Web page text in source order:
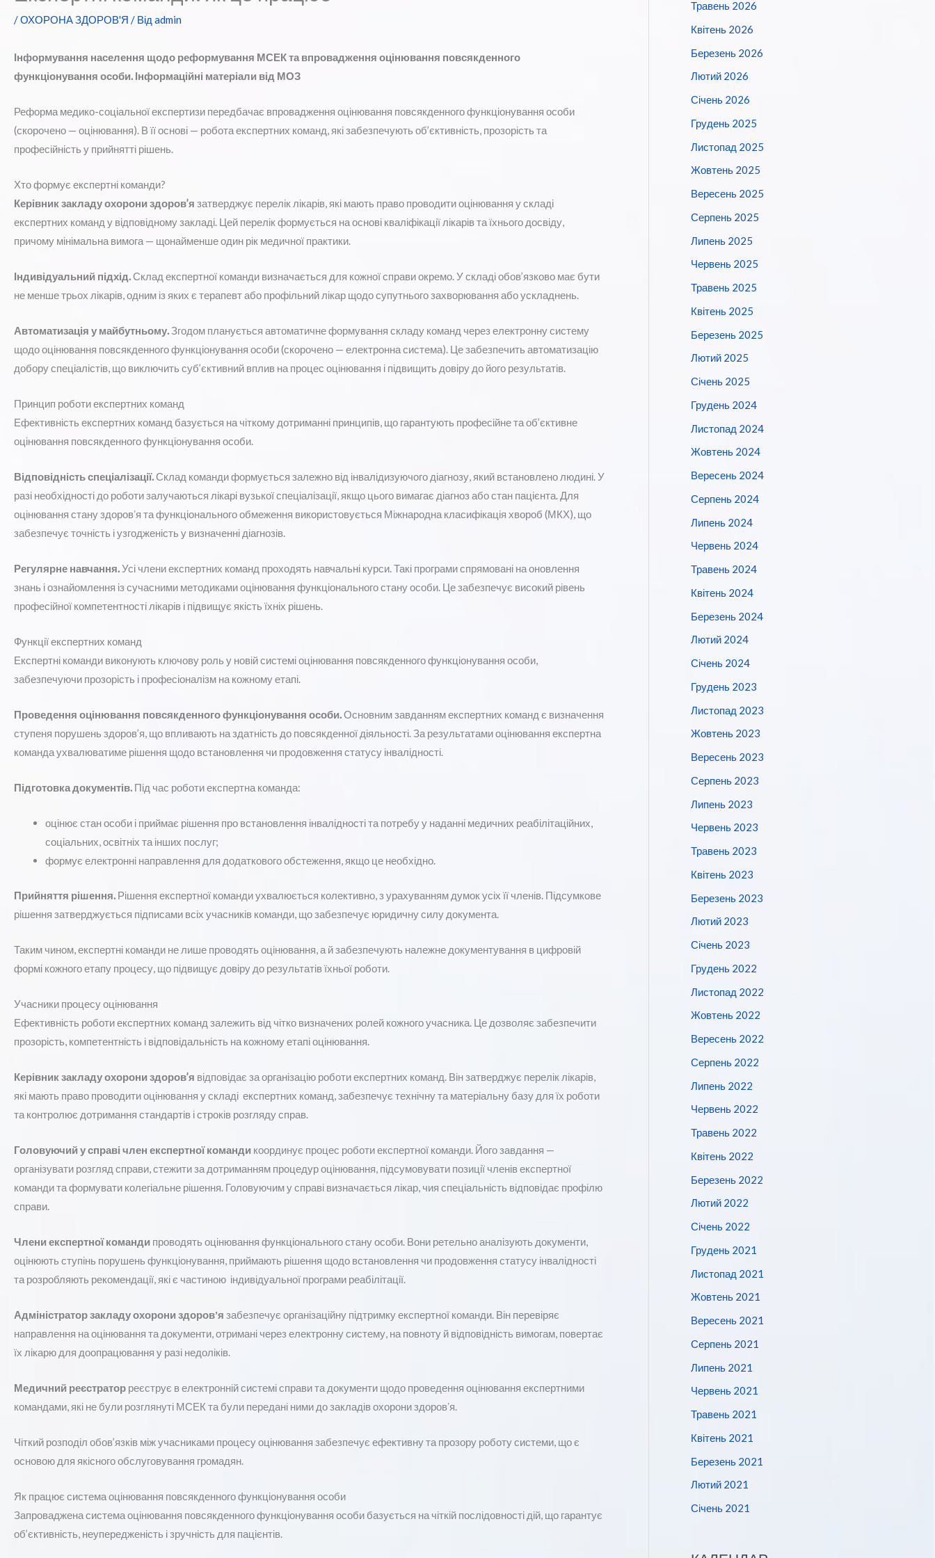
/ОХОРОНА ЗДОРОВ'Я / Від admin
Інформування населення щодо реформування МСЕК та впровадження оцінювання повсякденного
функціонування особи. Інформаційні матеріали від МОЗ
Реформа медико-соціальної експертизи передбачає впровадження оцінювання повсякденного функціонування особи
(скорочено — оцінювання). В її основі — робота експертних команд, які забезпечують об’єктивність, прозорість та
професійність у прийнятті рішень.
Хто формує експертні команди?
Керівник закладу охорони здоров’я затверджує перелік лікарів, які мають право проводити оцінювання у складі
експертних команд у відповідному закладі. Цей перелік формується на основі кваліфікації лікарів та їхнього досвіду,
причому мінімальна вимога — щонайменше один рік медичної практики.
Індивідуальний підхід.Склад експертної команди визначається для кожної справи окремо. У складі обов’язково має бути
не менше трьох лікарів, одним із яких є терапевт або профільний лікар щодо супутнього захворювання або ускладнень.
Автоматизація у майбутньому. Згодом планується автоматичне формування складу команд через електронну систему
щодо оцінювання повсякденного функціонування особи (скорочено — електронна система). Це забезпечить автоматизацію
добору спеціалістів, що виключить суб’єктивний вплив на процес оцінювання і підвищить довіру до його результатів.
Принцип роботи експертних команд
Ефективність експертних команд базується на чіткому дотриманні принципів, що гарантують професійне та об’єктивне
оцінювання повсякденного функціонування особи.
Відповідність спеціалізації.Склад команди формується залежно від інвалідизуючого діагнозу, який встановлено людині. У
разі необхідності до роботи залучаються лікарі вузької спеціалізації, якщо цього вимагає діагноз або стан пацієнта. Для
оцінювання стану здоровʼя та функціонального обмеження використовується Міжнародна класифікація хвороб (МКХ), що
забезпечує точність і узгодженість у визначенні діагнозів.
Регулярне навчання.Усі члени експертних команд проходять навчальні курси. Такі програми спрямовані на оновлення
знань і ознайомлення із сучасними методиками оцінювання функціонального стану особи. Це забезпечує високий рівень
професійної компетентності лікарів і підвищує якість їхніх рішень.
Функції експертних команд
Експертні команди виконують ключову роль у новій системі оцінювання повсякденного функціонування особи,
забезпечуючи прозорість і професіоналізм на кожному етапі.
Проведення оцінювання повсякденного функціонування особи.Основним завданням експертних команд є визначення
ступеня порушень здоров’я, що впливають на здатність до повсякденної діяльності. За результатами оцінювання експертна
команда ухвалюватиме рішення щодо встановлення чи продовження статусу інвалідності.
Підготовка документів. Під час роботи експертна команда:
оцінює стан особи і приймає рішення про встановлення інвалідності та потребу у наданні медичних реабілітаційних,
соціальних, освітніх та інших послуг;
формує електронні направлення для додаткового обстеження, якщо це необхідно.
Прийняття рішення. Рішення експертної команди ухвалюється колективно, з урахуванням думок усіх її членів. Підсумкове
рішення затверджується підписами всіх учасників команди, що забезпечує юридичну силу документа.
Таким чином, експертні команди не лише проводять оцінювання, а й забезпечують належне документування в цифровій
формі кожного етапу процесу, що підвищує довіру до результатів їхньої роботи.
Учасники процесу оцінювання
Ефективність роботи експертних команд залежить від чітко визначених ролей кожного учасника. Це дозволяє забезпечити
прозорість, компетентність і відповідальність на кожному етапі оцінювання.
Керівник закладу охорони здоров’я відповідає за організацію роботи експертних команд. Він затверджує перелік лікарів,
які мають право проводити оцінювання у складі експертних команд, забезпечує технічну та матеріальну базу для їх роботи
та контролює дотримання стандартів і строків розгляду справ.
Головуючий у справі член експертної команди координує процес роботи експертної команди. Його завдання —
організувати розгляд справи, стежити за дотриманням процедур оцінювання, підсумовувати позиції членів експертної
команди та формувати колегіальне рішення. Головуючим у справі визначається лікар, чия спеціальність відповідає профілю
справи.
Члени експертної команди проводять оцінювання функціонального стану особи. Вони ретельно аналізують документи,
оцінюють ступінь порушень функціонування, приймають рішення щодо встановлення чи продовження статусу інвалідності
та розробляють рекомендації, які є частиною індивідуальної програми реабілітації.
Адміністратор закладу охорони здоровʼя забезпечує організаційну підтримку експертної команди. Він перевіряє
направлення на оцінювання та документи, отримані через електронну систему, на повноту й відповідність вимогам, повертає
їх лікарю для доопрацювання у разі недоліків.
Медичний реєстратор реєструє в електронній системі справи та документи щодо проведення оцінювання експертними
командами, які не були розглянуті МСЕК та були передані ними до закладів охорони здоровʼя.
Чіткий розподіл обов’язків між учасниками процесу оцінювання забезпечує ефективну та прозору роботу системи, що є
основою для якісного обслуговування громадян.
Як працює система оцінювання повсякденного функціонування особи
Запроваджена система оцінювання повсякденного функціонування особи базується на чіткій послідовності дій, що гарантує
об’єктивність, неупередженість і зручність для пацієнтів.
Травень 2026
Квітень 2026
Березень 2026
Лютий 2026
Січень 2026
Грудень 2025
Листопад 2025
Жовтень 2025
Вересень 2025
Серпень 2025
Липень 2025
Червень 2025
Травень 2025
Квітень 2025
Березень 2025
Лютий 2025
Січень 2025
Грудень 2024
Листопад 2024
Жовтень 2024
Вересень 2024
Серпень 2024
Липень 2024
Червень 2024
Травень 2024
Квітень 2024
Березень 2024
Лютий 2024
Січень 2024
Грудень 2023
Листопад 2023
Жовтень 2023
Вересень 2023
Серпень 2023
Липень 2023
Червень 2023
Травень 2023
Квітень 2023
Березень 2023
Лютий 2023
Січень 2023
Грудень 2022
Листопад 2022
Жовтень 2022
Вересень 2022
Серпень 2022
Липень 2022
Червень 2022
Травень 2022
Квітень 2022
Березень 2022
Лютий 2022
Січень 2022
Грудень 2021
Листопад 2021
Жовтень 2021
Вересень 2021
Серпень 2021
Липень 2021
Червень 2021
Травень 2021
Квітень 2021
Березень 2021
Лютий 2021
Січень 2021